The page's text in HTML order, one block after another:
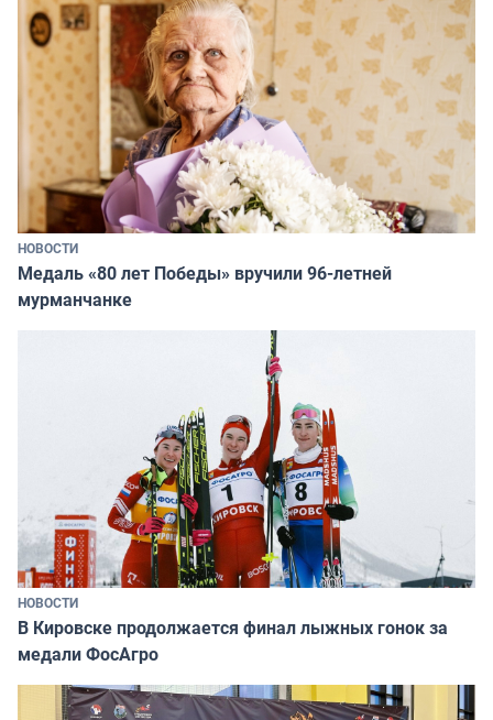
НОВОСТИ
Медаль «80 лет Победы» вручили 96-летней
мурманчанке
НОВОСТИ
В Кировске продолжается финал лыжных гонок за
медали ФосАгро